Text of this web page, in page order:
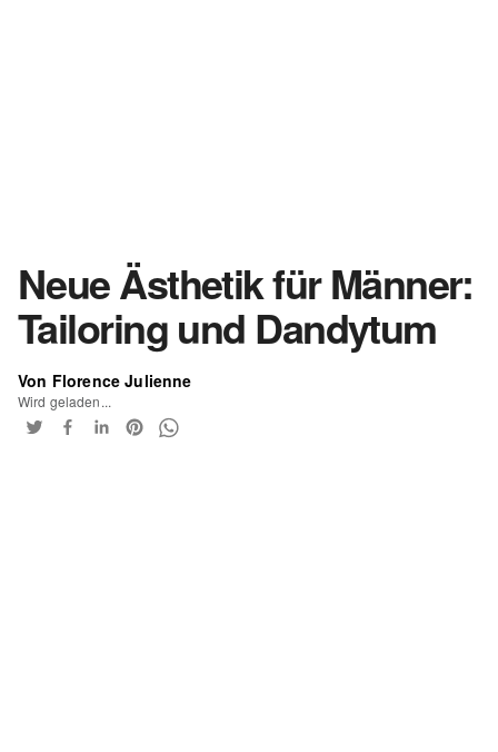
Neue Ästhetik für Männer:
Tailoring und Dandytum
Von Florence Julienne
Wird geladen...